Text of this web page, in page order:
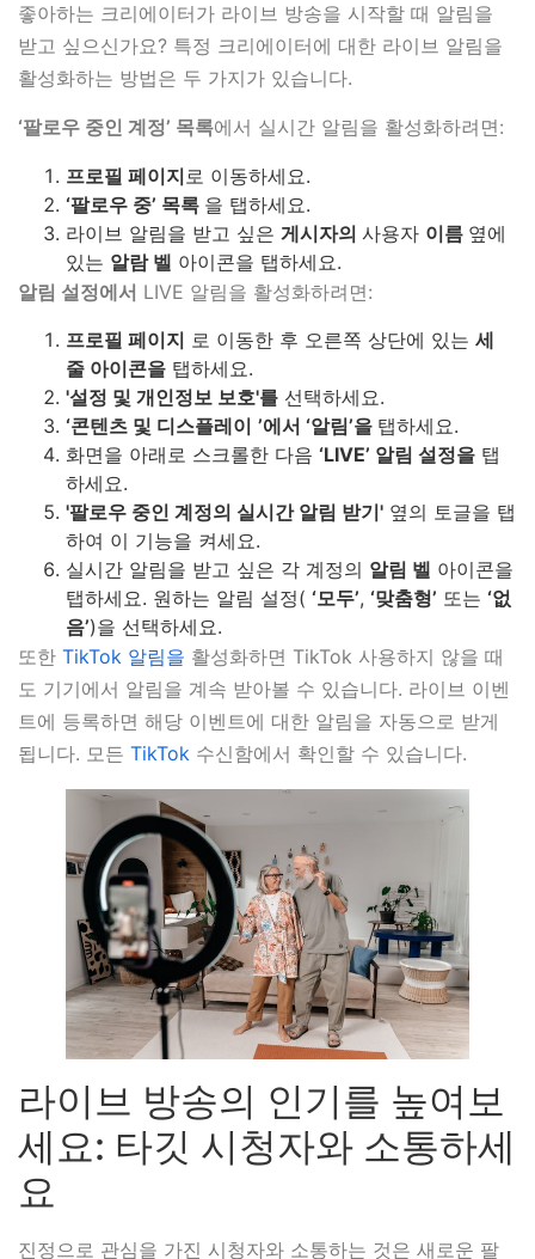
좋아하는 크리에이터가 라이브 방송을 시작할 때 알림을
받고 싶으신가요? 특정 크리에이터에 대한 라이브 알림을
활성화하는 방법은 두 가지가 있습니다.
‘팔로우 중인 계정’ 목록에서 실시간 알림을 활성화하려면:
프로필 페이지 로 이동하세요.
‘팔로우 중’ 목록 을 탭하세요.
라이브 알림을 받고 싶은 게시자의 사용자 이름 옆에
있는 알람 벨 아이콘을 탭하세요.
알림 설정에서 LIVE 알림을 활성화하려면:
프로필 페이지 로 이동한 후 오른쪽 상단에 있는 세
줄 아이콘을 탭하세요.
'설정 및 개인정보 보호'를 선택하세요.
‘콘텐츠 및 디스플레이 ’에서 ‘알림’을 탭하세요.
화면을 아래로 스크롤한 다음 ‘LIVE’ 알림 설정을 탭
하세요.
'팔로우 중인 계정의 실시간 알림 받기' 옆의 토글을 탭
하여 이 기능을 켜세요.
실시간 알림을 받고 싶은 각 계정의 알림 벨 아이콘을
탭하세요. 원하는 알림 설정( ‘모두’, ‘맞춤형’ 또는 ‘없
음’)을 선택하세요.
또한 TikTok 알림을 활성화하면 TikTok 사용하지 않을 때
도 기기에서 알림을 계속 받아볼 수 있습니다. 라이브 이벤
트에 등록하면 해당 이벤트에 대한 알림을 자동으로 받게
됩니다. 모든 TikTok 수신함에서 확인할 수 있습니다.
라이브 방송의 인기를 높여보
세요: 타깃 시청자와 소통하세
요
진정으로 관심을 가진 시청자와 소통하는 것은 새로운 팔